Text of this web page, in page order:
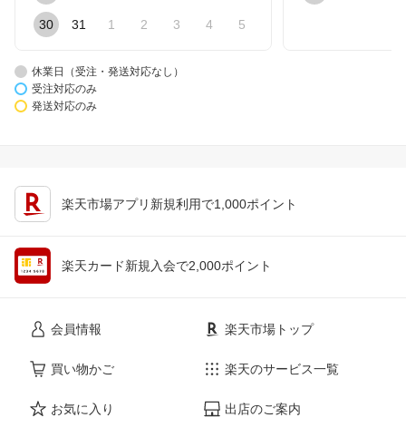
30 31 1 2 3 4 5
休業日（受注・発送対応なし）
受注対応のみ
発送対応のみ
楽天市場アプリ新規利用で1,000ポイント
楽天カード新規入会で2,000ポイント
会員情報
買い物かご
お気に入り
楽天市場トップ
楽天のサービス一覧
出店のご案内